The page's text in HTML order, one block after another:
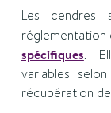
Les cendres
spécifiques.
variables
récupération